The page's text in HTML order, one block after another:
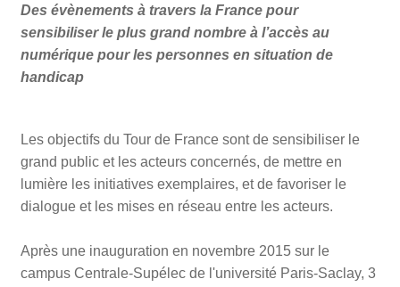
Des évènements à travers la France pour
sensibiliser le plus grand nombre à l’accès au
numérique pour les personnes en situation de
handicap
Les objectifs du Tour de France sont de sensibiliser le
grand public et les acteurs concernés, de mettre en
lumière les initiatives exemplaires, et de favoriser le
dialogue et les mises en réseau entre les acteurs.
Après une inauguration en novembre 2015 sur le
campus Centrale-Supélec de l'université Paris-Saclay, 3